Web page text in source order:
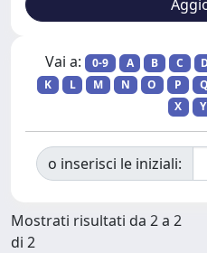
Vai a: 0-9 A B C
K
L M N O P Q
X
Y
o inserisci le iniziali:
Mostrati risultati da 2 a 2
di 2